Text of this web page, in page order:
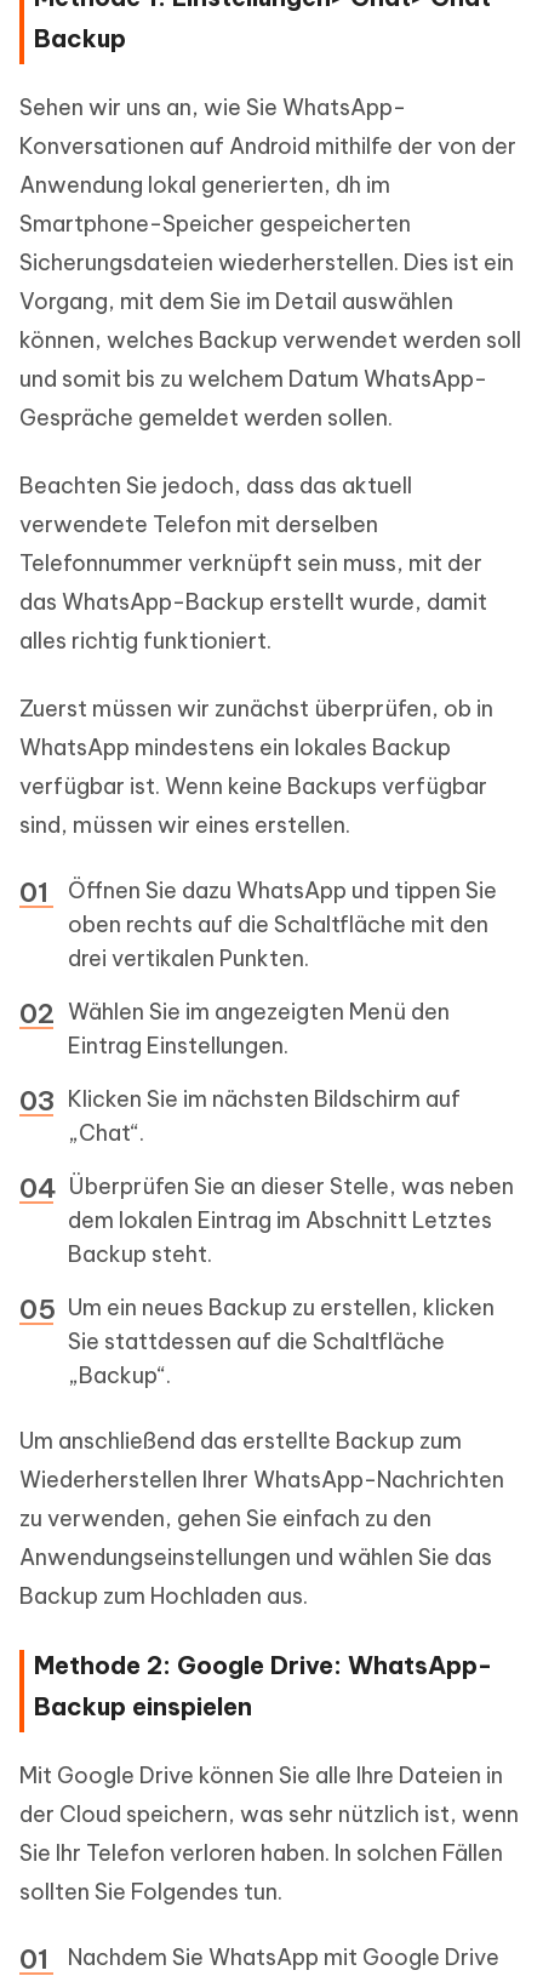
Backup
Sehen wir uns an, wie Sie WhatsApp-
Konversationen auf Android mithilfe der von der
Anwendung lokal generierten, dh im
Smartphone-Speicher gespeicherten
Sicherungsdateien wiederherstellen. Dies ist ein
Vorgang, mit dem Sie im Detail auswählen
können, welches Backup verwendet werden soll
und somit bis zu welchem Datum WhatsApp-
Gespräche gemeldet werden sollen.
Beachten Sie jedoch, dass das aktuell
verwendete Telefon mit derselben
Telefonnummer verknüpft sein muss, mit der
das WhatsApp-Backup erstellt wurde, damit
alles richtig funktioniert.
Zuerst müssen wir zunächst überprüfen, ob in
WhatsApp mindestens ein lokales Backup
verfügbar ist. Wenn keine Backups verfügbar
sind, müssen wir eines erstellen.
Öffnen Sie dazu WhatsApp und tippen Sie
oben rechts auf die Schaltfläche mit den
drei vertikalen Punkten.
Wählen Sie im angezeigten Menü den
Eintrag Einstellungen.
Klicken Sie im nächsten Bildschirm auf
„Chat“.
Überprüfen Sie an dieser Stelle, was neben
dem lokalen Eintrag im Abschnitt Letztes
Backup steht.
Um ein neues Backup zu erstellen, klicken
Sie stattdessen auf die Schaltfläche
„Backup“.
Um anschließend das erstellte Backup zum
Wiederherstellen Ihrer WhatsApp-Nachrichten
zu verwenden, gehen Sie einfach zu den
Anwendungseinstellungen und wählen Sie das
Backup zum Hochladen aus.
Methode 2: Google Drive: WhatsApp-
Backup einspielen
Mit Google Drive können Sie alle Ihre Dateien in
der Cloud speichern, was sehr nützlich ist, wenn
Sie Ihr Telefon verloren haben. In solchen Fällen
sollten Sie Folgendes tun.
Nachdem Sie WhatsApp mit Google Drive